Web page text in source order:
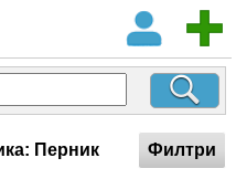
Перник Филтри